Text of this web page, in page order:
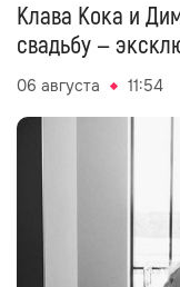
Клава Кока и
свадьбу —
06 августа 11:54